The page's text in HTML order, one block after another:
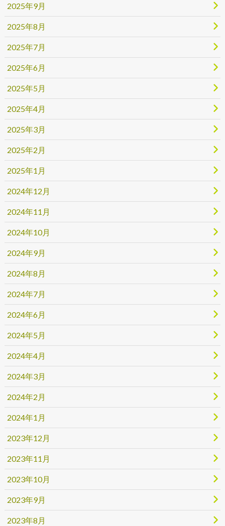
2025年9月
2025年8月
2025年7月
2025年6月
2025年5月
2025年4月
2025年3月
2025年2月
2025年1月
2024年12月
2024年11月
2024年10月
2024年9月
2024年8月
2024年7月
2024年6月
2024年5月
2024年4月
2024年3月
2024年2月
2024年1月
2023年12月
2023年11月
2023年10月
2023年9月
2023年8月